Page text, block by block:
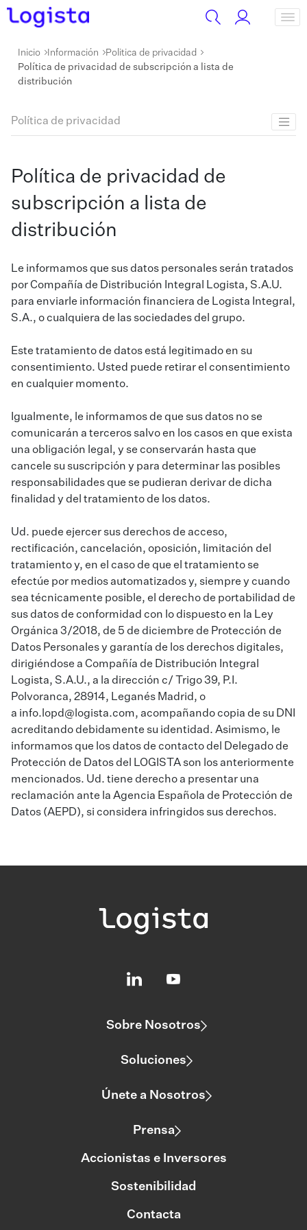
Inicio Información
Politica de privacidad
Política de privacidad de subscripción a lista de
distribución
Política de privacidad
Política de privacidad de
subscripción a lista de
distribución
Le informamos que sus datos personales serán tratados
por Compañía de Distribución Integral Logista, S.A.U.
para enviarle información financiera de Logista Integral,
S.A., o cualquiera de las sociedades del grupo.
Este tratamiento de datos está legitimado en su
consentimiento. Usted puede retirar el consentimiento
en cualquier momento.
Igualmente, le informamos de que sus datos no se
comunicarán a terceros salvo en los casos en que exista
una obligación legal, y se conservarán hasta que
cancele su suscripción y para determinar las posibles
responsabilidades que se pudieran derivar de dicha
finalidad y del tratamiento de los datos.
Ud. puede ejercer sus derechos de acceso,
rectificación, cancelación, oposición, limitación del
tratamiento y, en el caso de que el tratamiento se
efectúe por medios automatizados y, siempre y cuando
sea técnicamente posible, el derecho de portabilidad de
sus datos de conformidad con lo dispuesto en la Ley
Orgánica 3/2018, de 5 de diciembre de Protección de
Datos Personales y garantía de los derechos digitales,
dirigiéndose a Compañía de Distribución Integral
Logista, S.A.U., a la dirección c/ Trigo 39, P.I.
Polvoranca, 28914, Leganés Madrid, o
a info.lopd@logista.com, acompañando copia de su DNI
acreditando debidamente su identidad. Asimismo, le
informamos que los datos de contacto del Delegado de
Protección de Datos del LOGISTA son los anteriormente
mencionados. Ud. tiene derecho a presentar una
reclamación ante la Agencia Española de Protección de
Datos (AEPD), si considera infringidos sus derechos.
Sobre Nosotros
Soluciones
Únete a Nosotros
Prensa
Accionistas e Inversores
Sostenibilidad
Contacta